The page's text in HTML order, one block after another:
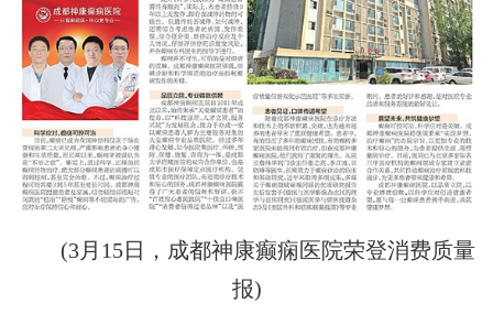
(3月15日，成都神康癫痫医院荣登消费质量
报)